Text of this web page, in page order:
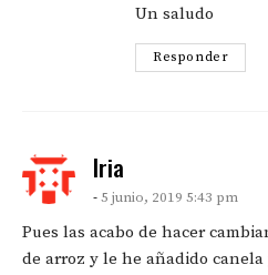
Un saludo
Responder
Iria
5 junio, 2019 5:43 pm
Pues las acabo de hacer
de arroz y le he añadido